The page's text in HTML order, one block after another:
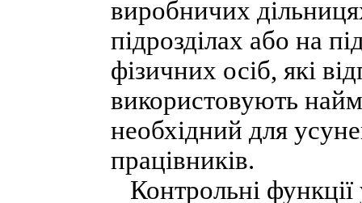
виробничих
підрозділах або на
фізичних осіб, які
використовують
необхідний для
працівників.
Контрольні